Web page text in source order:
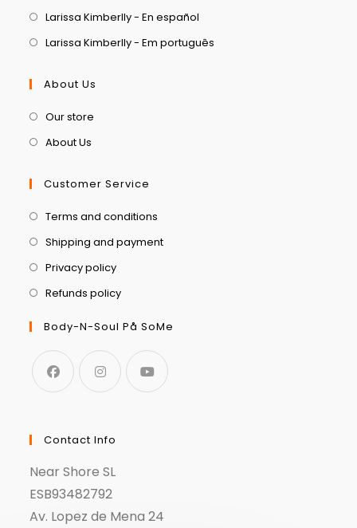
Larissa Kimberlly - En español
Larissa Kimberlly - Em português
About Us
Our store
About Us
Customer Service
Terms and conditions
Shipping and payment
Privacy policy
Refunds policy
Body-N-Soul På SoMe
Contact Info
Near Shore SL
ESB93482792
Av. Lopez de Mena 24